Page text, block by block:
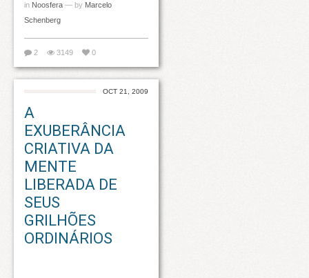
in Noosfera — by Marcelo
Schenberg
2 3149 0
OCT 21, 2009
A
EXUBERÂNCIA
CRIATIVA DA
MENTE
LIBERADA DE
SEUS
GRILHÕES
ORDINÁRIOS